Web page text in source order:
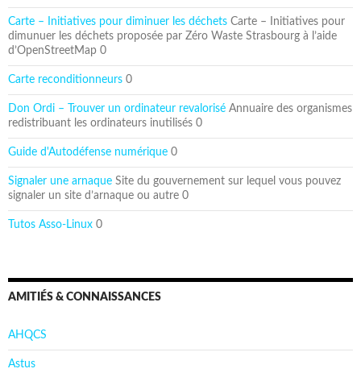
Carte – Initiatives pour diminuer les déchets Carte – Initiatives pour
dimunuer les déchets proposée par Zéro Waste Strasbourg à l’aide
d’OpenStreetMap 0
Carte reconditionneurs 0
Don Ordi – Trouver un ordinateur revalorisé Annuaire des organismes
redistribuant les ordinateurs inutilisés 0
Guide d'Autodéfense numérique 0
Signaler une arnaque Site du gouvernement sur lequel vous pouvez
signaler un site d’arnaque ou autre 0
Tutos Asso-Linux 0
AMITIÉS & CONNAISSANCES
AHQCS
Astus